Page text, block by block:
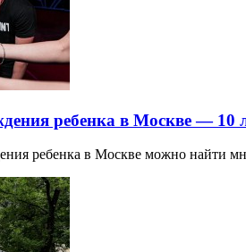
ребенка в Москве — 10
ребенка в Москве можно найти